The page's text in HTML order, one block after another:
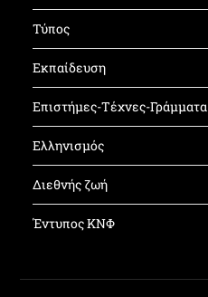
Τύπος
Εκπαίδευση
Επιστήμες-Τέχνες-Γράμματα
Ελληνισμός
Διεθνής ζωή
Έντυπος ΚΝΦ